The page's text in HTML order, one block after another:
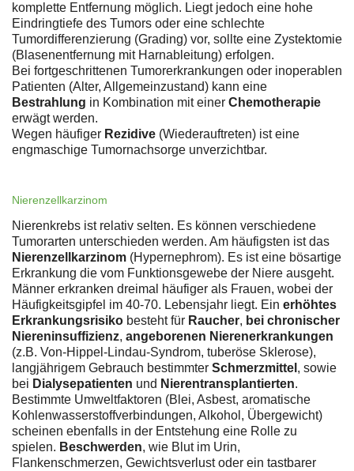
komplette Entfernung möglich. Liegt jedoch eine hohe
Eindringtiefe des Tumors oder eine schlechte
Tumordifferenzierung (Grading) vor, sollte eine Zystektomie
(Blasenentfernung mit Harnableitung) erfolgen.
Bei fortgeschrittenen Tumorerkrankungen oder inoperablen
Patienten (Alter, Allgemeinzustand) kann eine
Bestrahlung in Kombination mit einer Chemotherapie
erwägt werden.
Wegen häufiger Rezidive (Wiederauftreten) ist eine
engmaschige Tumornachsorge unverzichtbar.
Nierenzellkarzinom
Nierenkrebs ist relativ selten. Es können verschiedene
Tumorarten unterschieden werden. Am häufigsten ist das
Nierenzellkarzinom (Hypernephrom). Es ist eine bösartige
Erkrankung die vom Funktionsgewebe der Niere ausgeht.
Männer erkranken dreimal häufiger als Frauen, wobei der
Häufigkeitsgipfel im 40-70. Lebensjahr liegt. Ein erhöhtes
Erkrankungsrisiko besteht für Raucher, bei chronischer
Niereninsuffizienz, angeborenen Nierenerkrankungen
(z.B. Von-Hippel-Lindau-Syndrom, tuberöse Sklerose),
langjährigem Gebrauch bestimmter Schmerzmittel , sowie
bei Dialysepatienten und Nierentransplantierten.
Bestimmte Umweltfaktoren (Blei, Asbest, aromatische
Kohlenwasserstoffverbindungen, Alkohol, Übergewicht)
scheinen ebenfalls in der Entstehung eine Rolle zu
spielen. Beschwerden, wie Blut im Urin,
Flankenschmerzen, Gewichtsverlust oder ein tastbarer